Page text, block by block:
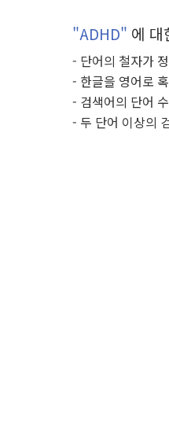
"ADHD" 에 대
- 단어의 철자가
- 한글을 영어로
- 검색어의 단어
- 두 단어 이상의